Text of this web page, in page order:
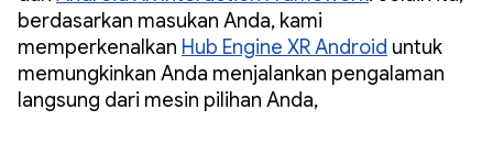
berdasarkan masukan Anda, kami
memperkenalkan Hub Engine XR Android untuk
memungkinkan Anda menjalankan pengalaman
langsung dari mesin pilihan Anda,